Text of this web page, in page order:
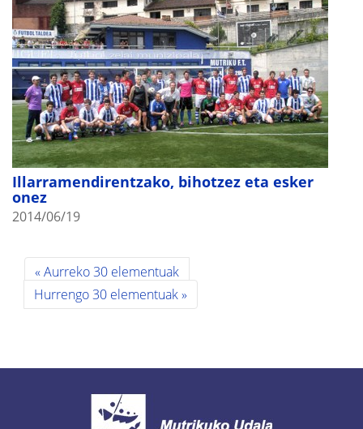
Illarramendirentzako, bihotzez eta esker
onez
2014/06/19
« Aurreko 30 elementuak
Hurrengo 30 elementuak »